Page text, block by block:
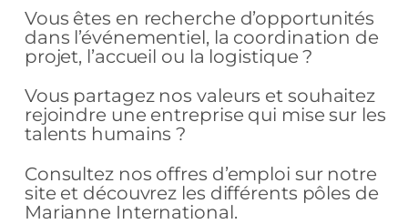
Vous êtes en recherche d’opportunités
dans l’événementiel, la coordination de
projet, l’accueil ou la logistique ?
Vous partagez nos valeurs et souhaitez
rejoindre une entreprise qui mise sur les
talents humains ?
Consultez nos offres d’emploi sur notre
site et découvrez les différents pôles de
Marianne International.